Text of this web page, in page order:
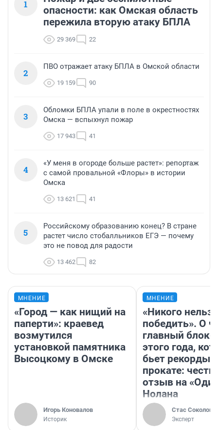
1
опасности: как Омская область
пережила вторую атаку БПЛА
29 369 22
2
ПВО отражает атаку БПЛА в Омской области
19 159 90
3
Обломки БПЛА упали в поле в окрестностях
Омска — вспыхнул пожар
17 943 41
4
«У меня в огороде больше растет»: репортаж
с самой провальной «Флоры» в истории
Омска
13 621 41
5
Российскому образованию конец? В стране
растет число стобалльников ЕГЭ — почему
это не повод для радости
13 462 82
МНЕНИЕ
«Город — как нищий на
паперти»: краевед
возмутился
установкой памятника
Высоцкому в Омске
Игорь Коновалов
Историк
МНЕНИЕ
«Никого нельзя
победить». О
главный
этого года,
бьет рекорды в
прокате:
отзыв на
Нолана
Стас Соколов
Эксперт